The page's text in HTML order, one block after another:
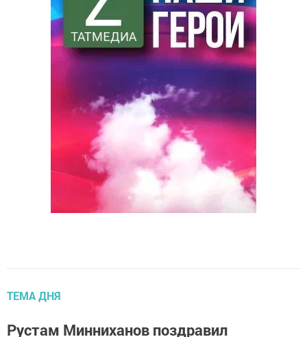
ТЕМА ДНЯ
Рустам Минниханов поздравил